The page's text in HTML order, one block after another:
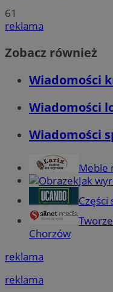
61
reklama
Zobacz również
Wiadomości
Wiadomości
Wiadomości
Meble
Jak
Części
Chorzów
reklama
reklama